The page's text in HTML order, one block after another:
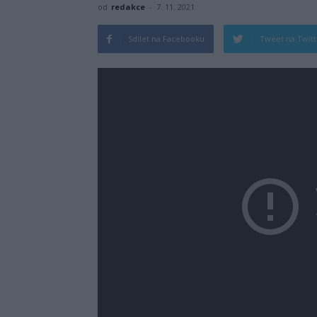
od redakce - 7. 11. 2021
Sdílet na Facebooku Tweet na